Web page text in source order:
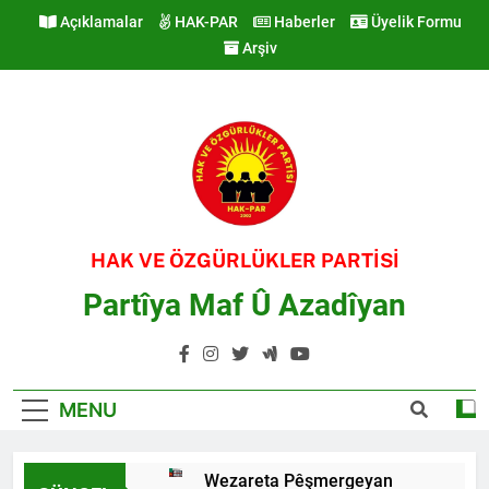
Açıklamalar HAK-PAR Haberler
Üyelik Formu
Arşiv
HAK VE ÖZGÜRLÜKLER PARTİSİ
Partîya Maf Û Azadîyan
MENU
Wezareta Pêşmergeyan